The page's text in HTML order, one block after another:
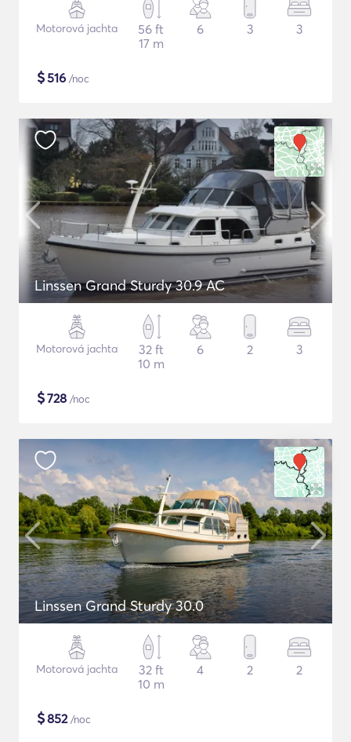
Motorová jachta
56 ft
17 m
6 3 3
$516 /noc
Linssen Grand Sturdy 30.9 AC
Motorová jachta
32 ft
10 m
6 2 3
$728 /noc
Linssen Grand Sturdy 30.0
Motorová jachta
32 ft
10 m
4 2 2
$852/noc